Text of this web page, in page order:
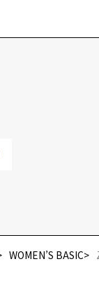
WOMEN’S BASIC